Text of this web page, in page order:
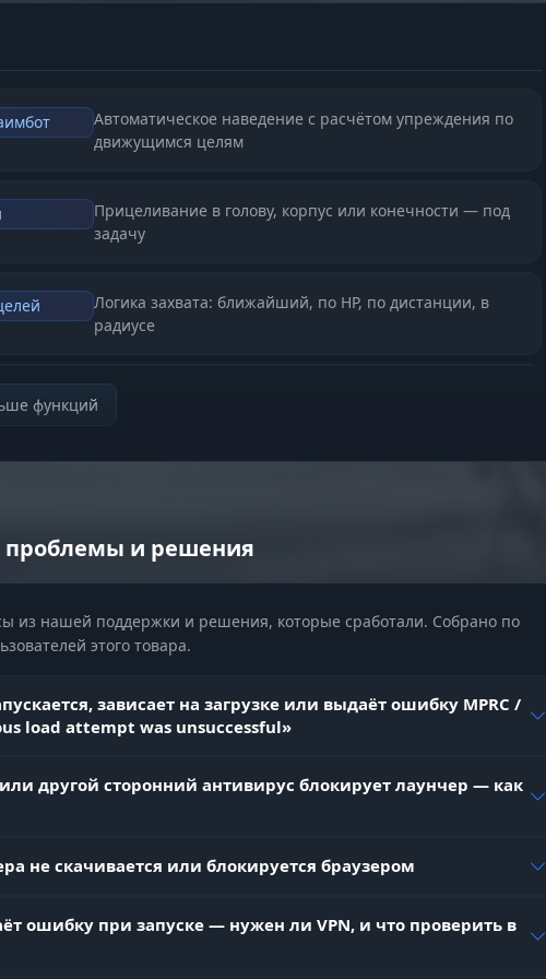
Автоматическое наведение с расчётом упреждения по
движущимся целям
Прицеливание в голову, корпус или конечности — под
задачу
Логика захвата: ближайший, по HP, по дистанции, в
радиусе
Настройка зоны захвата и плавности наведения
Визуальное выделение захваченного противника
Рамка вокруг игрока с настройкой типа и ширины
Отрисовка костей модели — точное положение
HP противника для приоритизации целей
функций
и решения
из нашей поддержки и решения, которые сработали. Собрано по
этого товара.
зависает на загрузке или выдаёт ошибку MPRC /
load attempt was unsuccessful»
другой сторонний антивирус блокирует лаунчер — как
не скачивается или блокируется браузером
ошибку при запуске — нужен ли VPN, и что проверить в